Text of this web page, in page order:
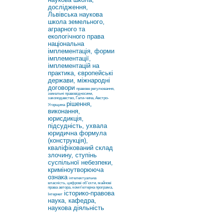
дослідження,
Львівська наукова
школа земельного,
аграрного та
екологічного права
національна
імплементація, форми
імплементації,
імплементацій на
практика, європейські
держави, міжнародні
договори правове регулювання,
земельні правовідносини,
законодавство, Гали-чина, Австро-
Угорщина рішення,
виконання,
юрисдикція,
підсудність, ухвала
юридична формула
(конструкція),
кваліфікований склад
злочину, ступінь
суспільної небезпеки,
криміноутворююча
ознака інтелектуальна
власність, цифрові об’єкти, майнові
права автора, комп’ютерна програма,
Інтернет історико-правова
наука, кафедра,
наукова діяльність